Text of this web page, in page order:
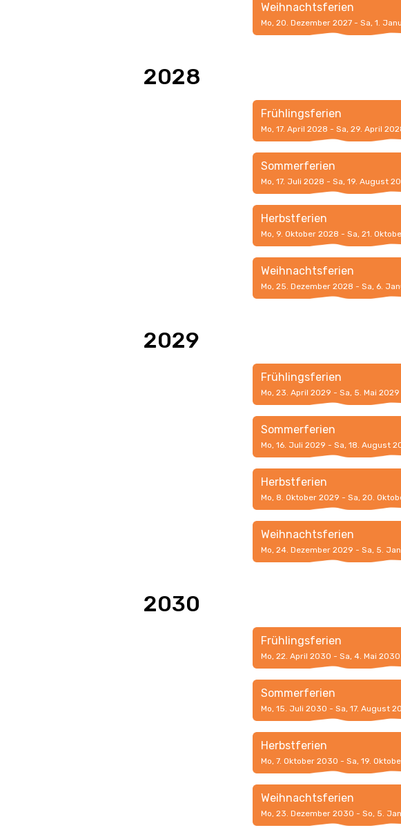
Weihnachtsferien
Mo, 20. Dezember 2027 - Sa, 1.
2028
Frühlingsferien
Mo, 17. April 2028 - Sa, 29. April
Sommerferien
Mo, 17. Juli 2028 - Sa, 19. August
Herbstferien
Mo, 9. Oktober 2028 - Sa, 21.
Weihnachtsferien
Mo, 25. Dezember 2028 - Sa, 6.
2029
Frühlingsferien
Mo, 23. April 2029 - Sa, 5. Mai 2029
Sommerferien
Mo, 16. Juli 2029 - Sa, 18. August
Herbstferien
Mo, 8. Oktober 2029 - Sa, 20.
Weihnachtsferien
Mo, 24. Dezember 2029 - Sa, 5.
2030
Frühlingsferien
Mo, 22. April 2030 - Sa, 4. Mai 2030
Sommerferien
Mo, 15. Juli 2030 - Sa, 17. August
Herbstferien
Mo, 7. Oktober 2030 - Sa, 19.
Weihnachtsferien
Mo, 23. Dezember 2030 - So, 5.